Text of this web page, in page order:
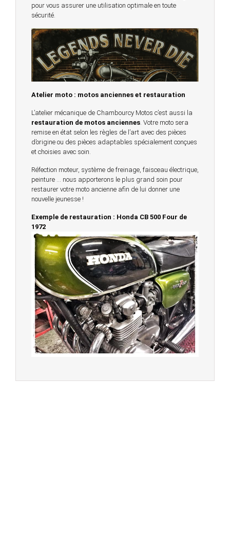
pour vous assurer une utilisation optimale en toute
sécurité.
Atelier moto : motos anciennes et restauration
L’atelier mécanique de Chambourcy Motos c’est aussi la
restauration de motos anciennes . Votre moto sera
remise en état selon les règles de l’art avec des pièces
d’origine ou des pièces adaptables spécialement conçues
et choisies avec soin.
Réfection moteur, système de freinage, faisceau électrique,
peinture … nous apporterons le plus grand soin pour
restaurer votre moto ancienne afin de lui donner une
nouvelle jeunesse !
Exemple de restauration : Honda CB 500 Four de
1972
© 2023 -Chambourcy Motos 78 - 7bis chemin de la
Forêt - 78240 - Chambourcy -
Garage Motos et Scooters depuis 20 ans à votre
service entre Saint Germain en Laye et Poissy
Achat de motos et scooters - Dépôt vente - Réparation
- Concessionnaire Voge - Concessionnaire
Multimarques
agence conseil en communication digitale